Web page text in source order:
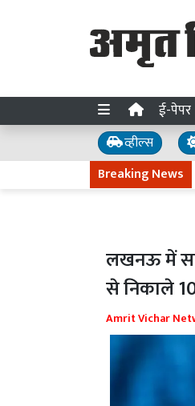
ई-पेपर
व्हील्स
Breaking News
लखनऊ में
से निकाले
Amrit Vichar